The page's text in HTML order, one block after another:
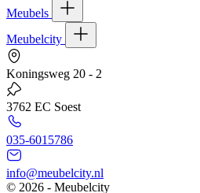
Meubels
Meubelcity
Koningsweg 20 - 2
3762 EC Soest
035-6015786
info@meubelcity.nl
© 2026 - Meubelcity